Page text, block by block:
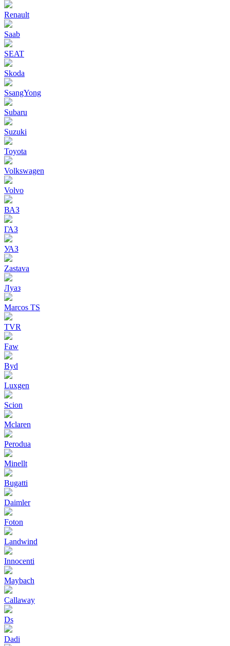
Renault
Saab
SEAT
Skoda
SsangYong
Subaru
Suzuki
Toyota
Volkswagen
Volvo
ВАЗ
ГАЗ
УАЗ
Zastava
Луаз
Marcos TS
TVR
Faw
Byd
Luxgen
Scion
Mclaren
Perodua
Minellt
Bugatti
Daimler
Foton
Landwind
Innocenti
Maybach
Callaway
Ds
Dadi